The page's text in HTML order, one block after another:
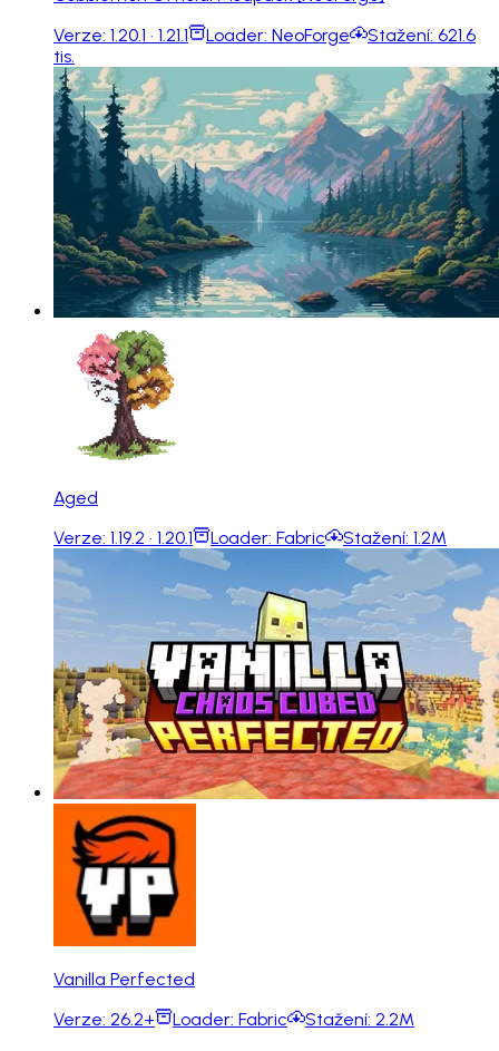
Verze: 1.20.1 · 1.21.1 Loader: NeoForge Stažení: 621.6
tis.
Aged
Verze: 1.19.2 · 1.20.1 Loader: Fabric Stažení: 1.2M
Vanilla Perfected
Verze: 26.2+ Loader: Fabric Stažení: 2.2M